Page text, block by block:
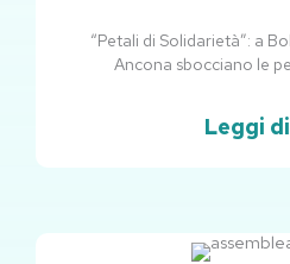
“Petali di Solidarietà”: a
Ancona sbocciano le
Leggi